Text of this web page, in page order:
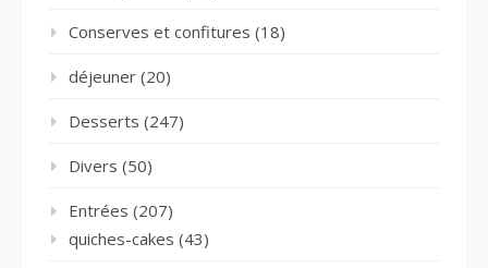
Conserves et confitures (18)
déjeuner (20)
Desserts (247)
Divers (50)
Entrées (207)
quiches-cakes (43)